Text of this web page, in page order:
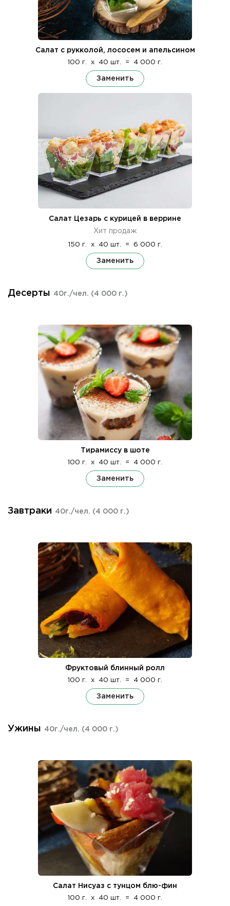
Салат с рукколой, лососем и апельсином
100 г. x 40 шт. = 4 000 г.
Заменить
Салат Цезарь с курицей в веррине
Хит продаж
150 г. x 40 шт. = 6 000 г.
Заменить
Десерты 40г./чел. (4 000 г.)
Тирамиссу в шоте
100 г. x 40 шт. = 4 000 г.
Заменить
Завтраки 40г./чел. (4 000 г.)
Фруктовый блинный ролл
100 г. x 40 шт. = 4 000 г.
Заменить
Ужины 40г./чел. (4 000 г.)
Салат Нисуаз с тунцом блю-фин
100 г. x 40 шт. = 4 000 г.